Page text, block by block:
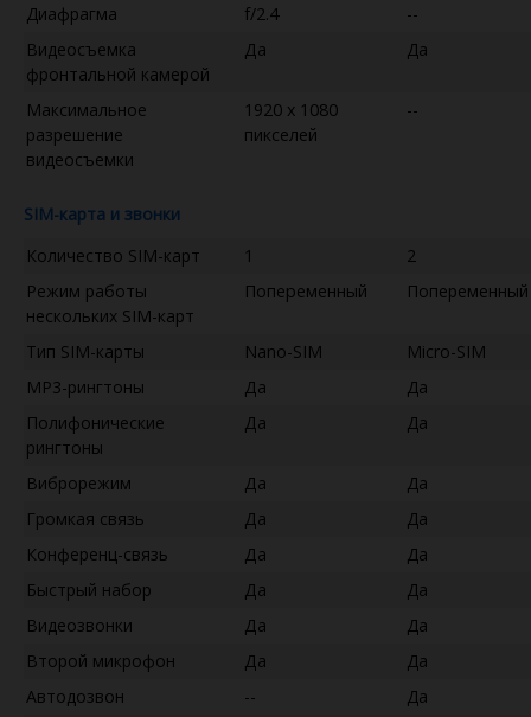
Диафрагма
f/2.4
--
Видеосъемка
фронтальной камерой
Да Да
Максимальное
разрешение
видеосъемки
1920 x 1080
пикселей
--
SIM-карта и звонки
Количество SIM-карт
1
2
Режим работы
нескольких SIM-карт
Попеременный Попеременный
Тип SIM-карты Nano-SIM
Micro-SIM
MP3-рингтоны
Да
Да
Полифонические
рингтоны
Да Да
Виброрежим Да
Да
Громкая связь
Да
Да
Конференц-связь
Да
Да
Быстрый набор
Да
Да
Видеозвонки
Да
Да
Второй микрофон
Да
Да
Автодозвон
--
Да